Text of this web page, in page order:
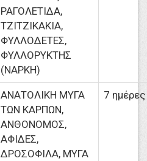
ΡΑΓΟΛΕΤΙΔΑ,
ΤΖΙΤΖΙΚΑΚΙΑ,
ΦΥΛΛΟΔΕΤΕΣ,
ΦΥΛΛΟΡΥΚΤΗΣ
(ΝΑΡΚΗ)
ΑΝΑΤΟΛΙΚΗ ΜΥΓΑ
ΤΩΝ ΚΑΡΠΩΝ,
ΑΝΘΟΝΟΜΟΣ,
ΑΦΙΔΕΣ,
ΔΡΟΣΟΦΙΛΑ, ΜΥΓΑ
7 ημέρες